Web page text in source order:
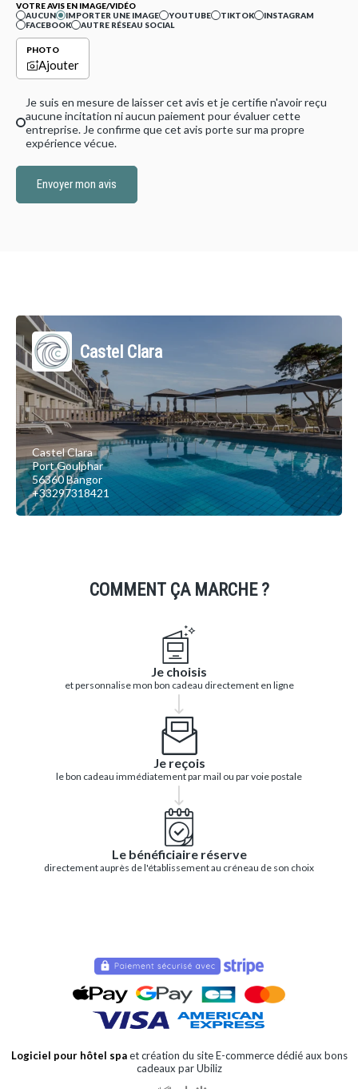
VOTRE AVIS EN IMAGE/VIDÉO
AUCUN
IMPORTER UNE IMAGE YOUTUBE TIKTOK
INSTAGRAM
FACEBOOK
AUTRE RÉSEAU SOCIAL
PHOTO
Ajouter
Je suis en mesure de laisser cet avis et je certifie n'avoir reçu
aucune incitation ni aucun paiement pour évaluer cette
entreprise. Je confirme que cet avis porte sur ma propre
expérience vécue.
Envoyer mon avis
Castel Clara
Castel Clara
Port Goulphar
56360 Bangor
+33297318421
COMMENT ÇA MARCHE ?
Je choisis
et personnalise mon bon cadeau directement en ligne
Je reçois
le bon cadeau immédiatement par mail ou par voie postale
Le bénéficiaire réserve
directement auprès de l'établissement au créneau de son choix
Logiciel pour hôtel spaet création du site E-commerce dédié aux bons
cadeaux par Ubiliz